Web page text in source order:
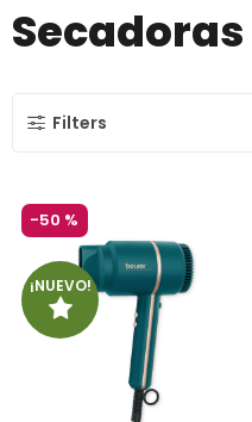
Filters
-50 %
¡NUEVO!